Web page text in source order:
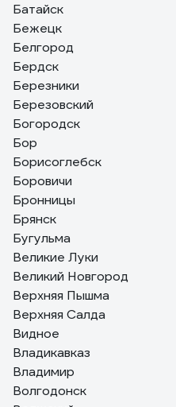
Батайск
Бежецк
Белгород
Бердск
Березники
Березовский
Богородск
Бор
Борисоглебск
Боровичи
Бронницы
Брянск
Бугульма
Великие Луки
Великий Новгород
Верхняя Пышма
Верхняя Салда
Видное
Владикавказ
Владимир
Волгодонск